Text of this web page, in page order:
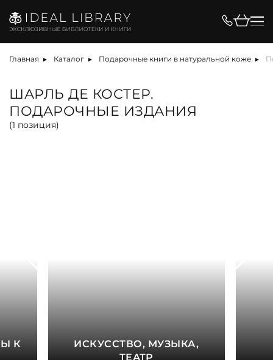
Главная Каталог Подарочные книги в натуральной коже
ШАРЛЬ ДЕ КОСТЕР.
ПОДАРОЧНЫЕ ИЗДАНИЯ
(1 позиция)
К
ИСКУССТВО, МУЗЫКА,
ТЕАТР
Цена, ₽
Вид
Язык